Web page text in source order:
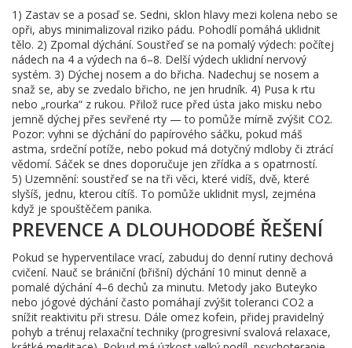
1) Zastav se a posaď se. Sedni, sklon hlavy mezi kolena nebo se
opři, abys minimalizoval riziko pádu. Pohodlí pomáhá uklidnit
tělo. 2) Zpomal dýchání. Soustřeď se na pomalý výdech: počítej
nádech na 4 a výdech na 6–8. Delší výdech uklidní nervový
systém. 3) Dýchej nosem a do břicha. Nadechuj se nosem a
snaž se, aby se zvedalo břicho, ne jen hrudník. 4) Pusa k rtu
nebo „rourka“ z rukou. Přilož ruce před ústa jako misku nebo
jemně dýchej přes sevřené rty — to pomůže mírně zvýšit CO2.
Pozor: vyhni se dýchání do papírového sáčku, pokud máš
astma, srdeční potíže, nebo pokud má dotyčný mdloby či ztrácí
vědomí. Sáček se dnes doporučuje jen zřídka a s opatrností.
5) Uzemnění: soustřeď se na tři věci, které vidíš, dvě, které
slyšíš, jednu, kterou cítíš. To pomůže uklidnit mysl, zejména
když je spouštěčem panika.
PREVENCE A DLOUHODOBÉ ŘEŠENÍ
Pokud se hyperventilace vrací, zabuduj do denní rutiny dechová
cvičení. Nauč se brániční (břišní) dýchání 10 minut denně a
pomalé dýchání 4–6 dechů za minutu. Metody jako Buteyko
nebo jógové dýchání často pomáhají zvýšit toleranci CO2 a
snížit reaktivitu při stresu. Dále omez kofein, přidej pravidelný
pohyb a trénuj relaxační techniky (progresivní svalová relaxace,